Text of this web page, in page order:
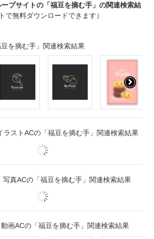
プサイトの「福豆を摘む手」の関連検索結
で無料ダウンロードできます）
を摘む手」関連検索結果
ラストACの「福豆を摘む手」関連検索結果
写真ACの「福豆を摘む手」関連検索結果
動画ACの「福豆を摘む手」関連検索結果